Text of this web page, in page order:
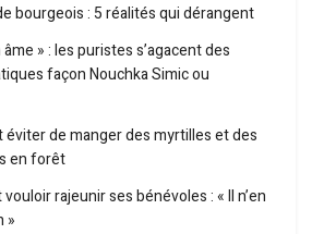
bourgeois : 5 réalités qui dérangent
» : les puristes s’agacent des
façon Nouchka Simic ou
éviter de manger des myrtilles et des
en forêt
rajeunir ses bénévoles : « Il n’en
»